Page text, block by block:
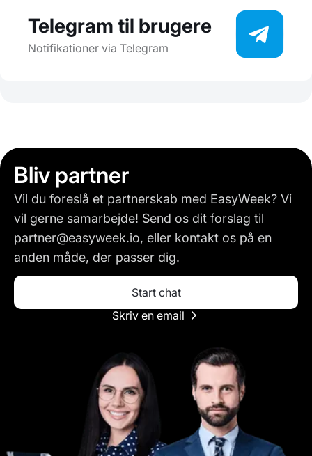
Telegram til brugere
Notifikationer via Telegram
Bliv partner
Vil du foreslå et partnerskab med EasyWeek? Vi
vil gerne samarbejde! Send os dit forslag til
partner@easyweek.io, eller kontakt os på en
anden måde, der passer dig.
Start chat
Skriv en email